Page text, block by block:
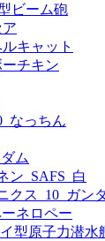
ビーム砲
キャット
チキン
なっちん
ム
ン_SAFS_白
クス_10_ガン
ネロペー
型原子力潜水